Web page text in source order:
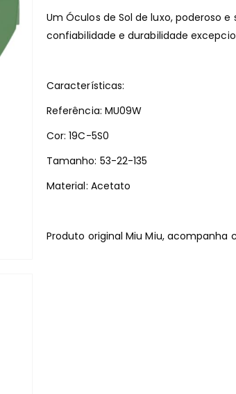
Um Óculos de Sol de luxo, poderoso
confiabilidade e durabilidade
Características:
Referência: MU09W
Cor: 19C-5S0
Tamanho: 53-22-135
Material: Acetato
Produto original Miu Miu, acompanha